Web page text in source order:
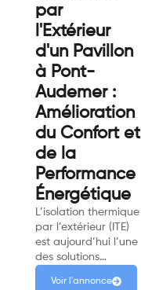
par
l'Extérieur
d'un Pavillon
à Pont-
Audemer :
Amélioration
du Confort et
de la
Performance
Énergétique
L’isolation thermique
par l’extérieur (ITE)
est aujourd’hui l’une
des solutions…
Voir l'annonce